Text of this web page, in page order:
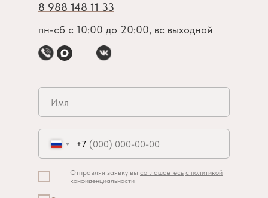
8 988 148 11 33
пн-сб с 10:00 до 20:00, вс выходной
+7
Отправляя заявку вы соглашаетесь с политикой
конфиденциальности